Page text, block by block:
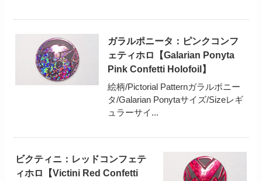
ガラルポニータ：ピンクコンフ
ェティホロ【Galarian Ponyta
Pink Confetti Holofoil】
絵柄/Pictorial Patternガラルポニー
タ/Galarian Ponytaサイズ/Sizeレギ
ュラーサイ...
ビクティニ：レッドコンフェテ
ィホロ【Victini Red Confetti